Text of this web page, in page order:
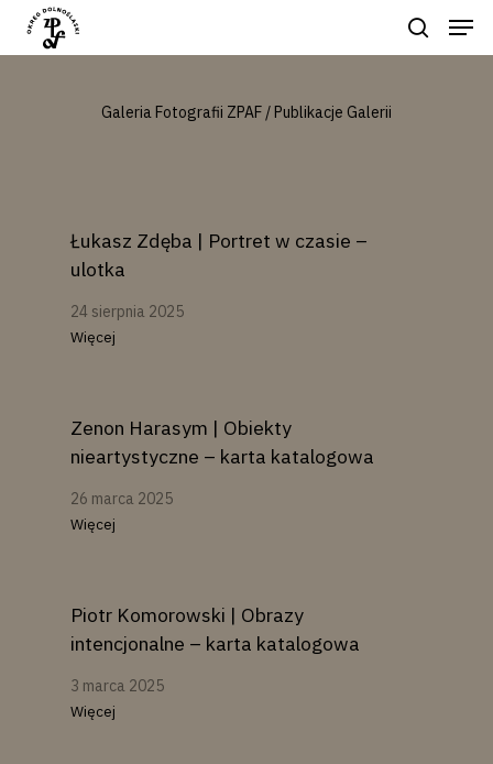
Naciśnij enter by wyszukać lub ESC
Galeria Fotografii ZPAF / Publikacje Galerii
Łukasz Zdęba | Portret w czasie –
ulotka
24 sierpnia 2025
Więcej
Zenon Harasym | Obiekty
nieartystyczne – karta katalogowa
26 marca 2025
Więcej
Piotr Komorowski | Obrazy
intencjonalne – karta katalogowa
3 marca 2025
Więcej